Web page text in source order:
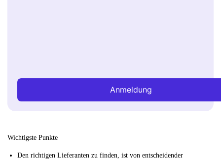
Anmeldung
Wichtigste Punkte
Den richtigen Lieferanten zu finden, ist von entscheidender